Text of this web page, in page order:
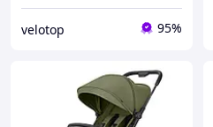
velotop 95%